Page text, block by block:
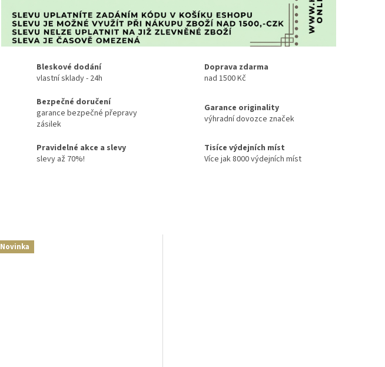
Bleskové dodání
vlastní sklady - 24h
Doprava zdarma
nad 1500 Kč
Bezpečné doručení
garance bezpečné přepravy
zásilek
Garance originality
výhradní dovozce značek
Pravidelné akce a slevy
slevy až 70%!
Tisíce výdejních míst
Více jak 8000 výdejních míst
Novinka